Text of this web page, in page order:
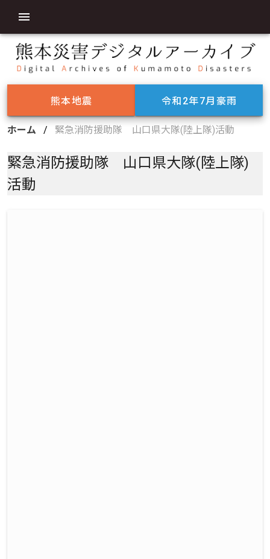
熊本地震 令和2年7月豪雨
ホーム / 緊急消防援助隊 山口県大隊(陸上隊)活動
緊急消防援助隊 山口県大隊(陸上隊)
活動